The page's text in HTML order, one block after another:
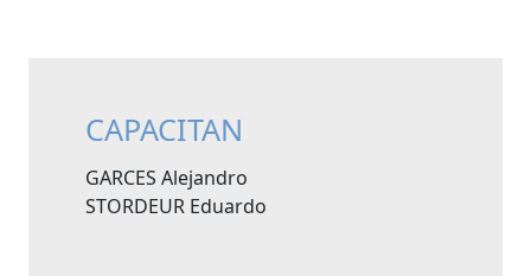
CAPACITAN
GARCES Alejandro
STORDEUR Eduardo